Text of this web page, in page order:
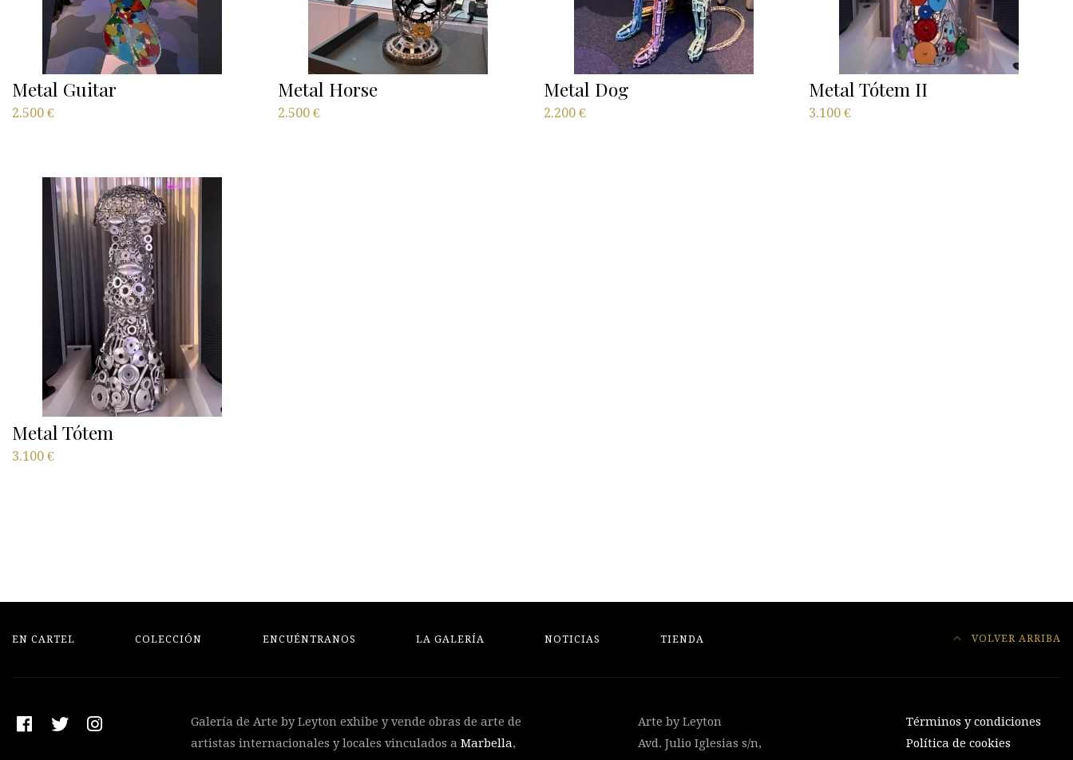
Metal Guitar
2.500 €
Metal Horse
2.500 €
Metal Dog
2.200 €
Metal Tótem II
3.100€
Metal Tótem
3.100 €
EN CARTEL COLECCIÓN ENCUÉNTRANOS LA GALERÍA NOTICIAS TIENDA VOLVER ARRIBA
Galería de Arte by Leyton exhibe y vende obras de arte de
artistas internacionales y locales vinculados a Marbella,
Arte by Leyton
Avd. Julio Iglesias s/n,
Términos y condiciones
Política de cookies